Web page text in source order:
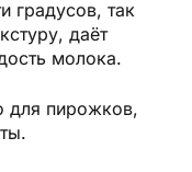
градусов, так
даёт
молока.
для пирожков,